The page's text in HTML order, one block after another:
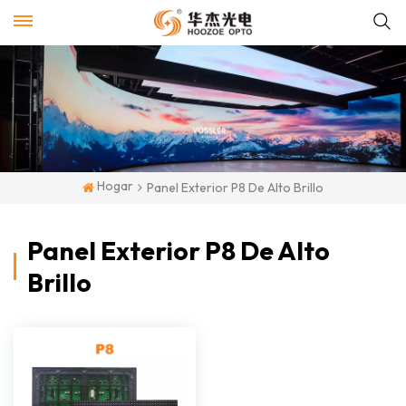
Hogar Panel Exterior P8 De Alto Brillo
Panel Exterior P8 De Alto
Brillo